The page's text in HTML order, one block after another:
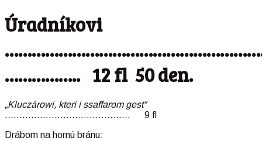
Úradníkovi
…………….. 12 fl 50 den.
„Kluczárowi, kteri i ssaffarom gest“
……………………………………. 9 fl
Drábom na hornú bránu: